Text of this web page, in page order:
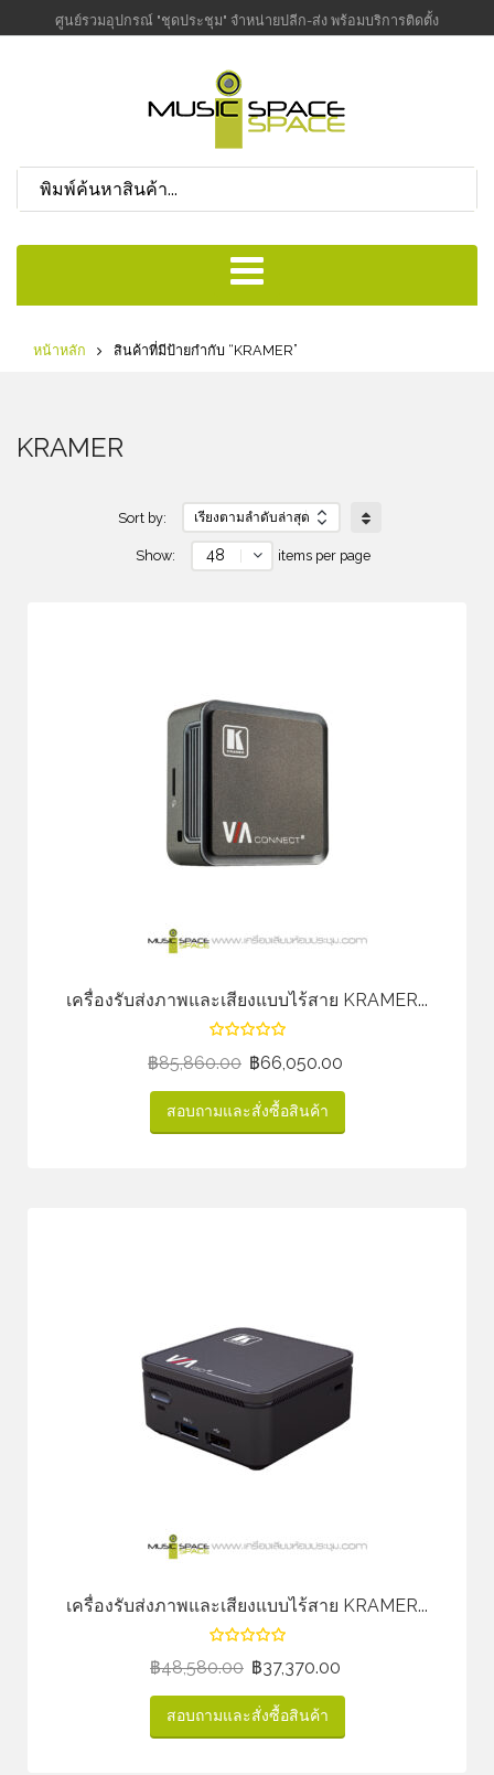
ศูนย์รวมอุปกรณ์ "ชุดประชุม" จำหน่ายปลีก-ส่ง พร้อมบริการติดตั้ง
หน้าหลัก สินค้าที่มีป้ายกำกับ “KRAMER”
KRAMER
Sort by:
Show: 48 items per page
เครื่องรับส่งภาพและเสียงแบบไร้สาย KRAMER...
฿85,860.00 ฿66,050.00
สอบถามและสั่งซื้อสินค้า
เครื่องรับส่งภาพและเสียงแบบไร้สาย KRAMER...
฿48,580.00 ฿37,370.00
สอบถามและสั่งซื้อสินค้า